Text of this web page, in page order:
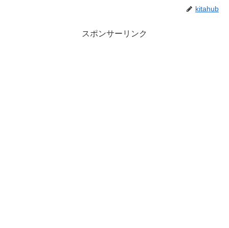
kitahub
スポンサーリンク